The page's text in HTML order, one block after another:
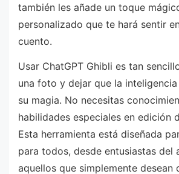
también les añade un toque
personalizado que te hará sentir
cuento.
Usar ChatGPT Ghibli es tan
una foto y dejar que la
su magia. No necesitas
habilidades especiales en edición
Esta herramienta está diseñada
para todos, desde entusiastas del
aquellos que simplemente desean